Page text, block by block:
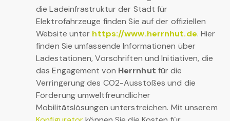
die Ladeinfrastruktur der Stadt für
Elektrofahrzeuge finden Sie auf der offiziellen
Website unter https://www.herrnhut.de. Hier
finden Sie umfassende Informationen über
Ladestationen, Vorschriften und Initiativen, die
das Engagement von Herrnhut für die
Verringerung des CO2-Ausstoßes und die
Förderung umweltfreundlicher
Mobilitätslösungen unterstreichen. Mit unserem